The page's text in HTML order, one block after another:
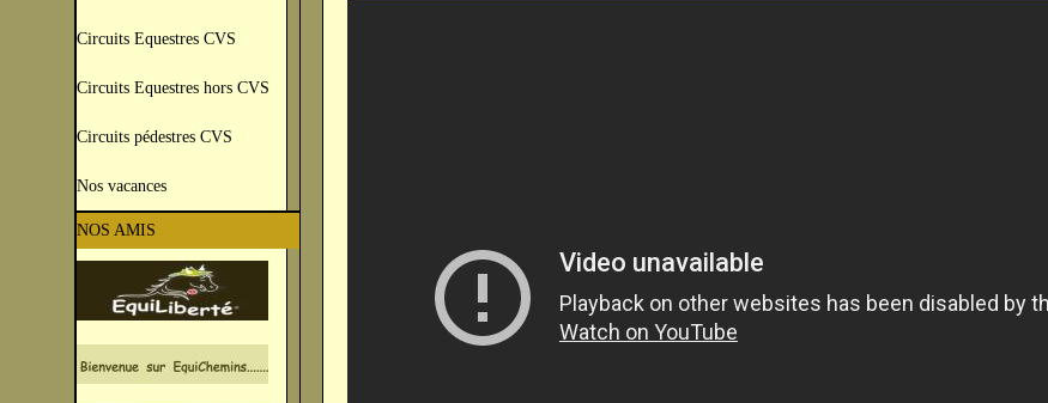
Circuits Equestres CVS
Circuits Equestres hors CVS
Circuits pédestres CVS
Nos vacances
NOS AMIS